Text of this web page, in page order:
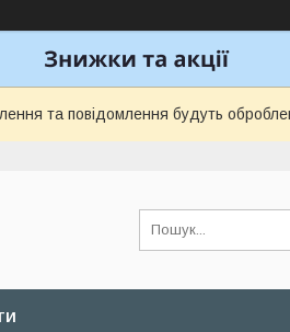
та повідомлення будуть